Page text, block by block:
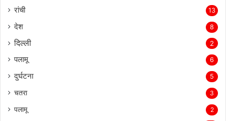
रांची 13
देश 8
दिल्‍ली 2
पलामू 6
दुर्घटना 5
चतरा 3
पलामू 2